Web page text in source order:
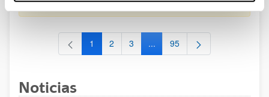
al 30/07/2026 (ambos incluídos)
Página
1 Página
2 Página
3 ...Páginas intermedias Use TAB
Página
95
Noticias